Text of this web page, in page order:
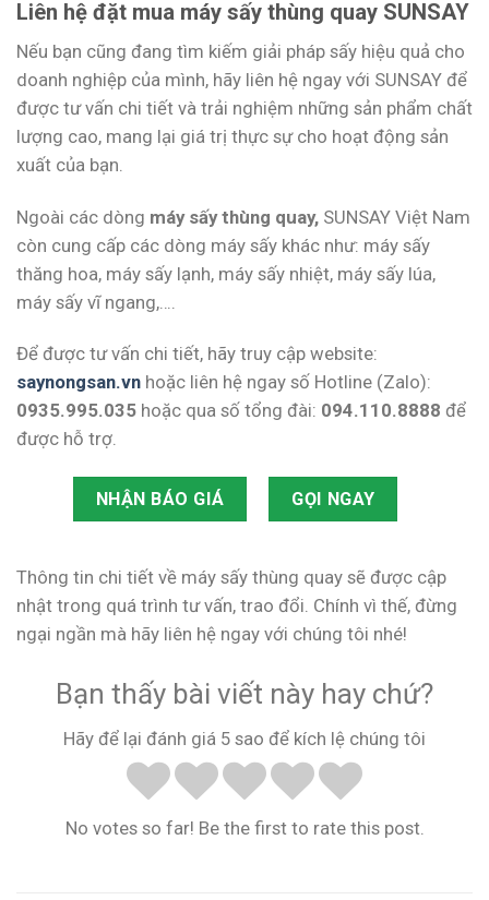
Liên hệ đặt mua máy sấy thùng quay SUNSAY
Nếu bạn cũng đang tìm kiếm giải pháp sấy hiệu quả cho
doanh nghiệp của mình, hãy liên hệ ngay với SUNSAY để
được tư vấn chi tiết và trải nghiệm những sản phẩm chất
lượng cao, mang lại giá trị thực sự cho hoạt động sản
xuất của bạn.
Ngoài các dòng máy sấy thùng quay, SUNSAY Việt Nam
còn cung cấp các dòng máy sấy khác như: máy sấy
thăng hoa, máy sấy lạnh, máy sấy nhiệt, máy sấy lúa,
máy sấy vĩ ngang,….
Để được tư vấn chi tiết, hãy truy cập website:
saynongsan.vn hoặc liên hệ ngay số Hotline (Zalo):
0935.995.035 hoặc qua số tổng đài: 094.110.8888 để
được hỗ trợ.
NHẬN BÁO GIÁ GỌI NGAY
Thông tin chi tiết về máy sấy thùng quay sẽ được cập
nhật trong quá trình tư vấn, trao đổi. Chính vì thế, đừng
ngại ngần mà hãy liên hệ ngay với chúng tôi nhé!
Bạn thấy bài viết này hay chứ?
Hãy để lại đánh giá 5 sao để kích lệ chúng tôi
No votes so far! Be the first to rate this post.